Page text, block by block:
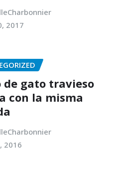
2017
de gato travieso
con la misma
2016